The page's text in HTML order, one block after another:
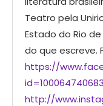
Teatro pela
Estado do Rio
do que escreve.
https://
http://